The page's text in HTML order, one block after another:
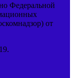
Федеральной
от